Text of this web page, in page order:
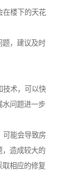
在楼下的天花
题，建议及时
技术，可以快
水问题进一步
可能会导致房
，造成较大的
相应的修复